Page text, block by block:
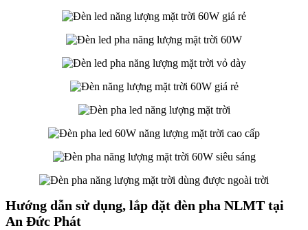
Hướng dẫn sử dụng, lắp đặt đèn pha NLMT tại
An Đức Phát